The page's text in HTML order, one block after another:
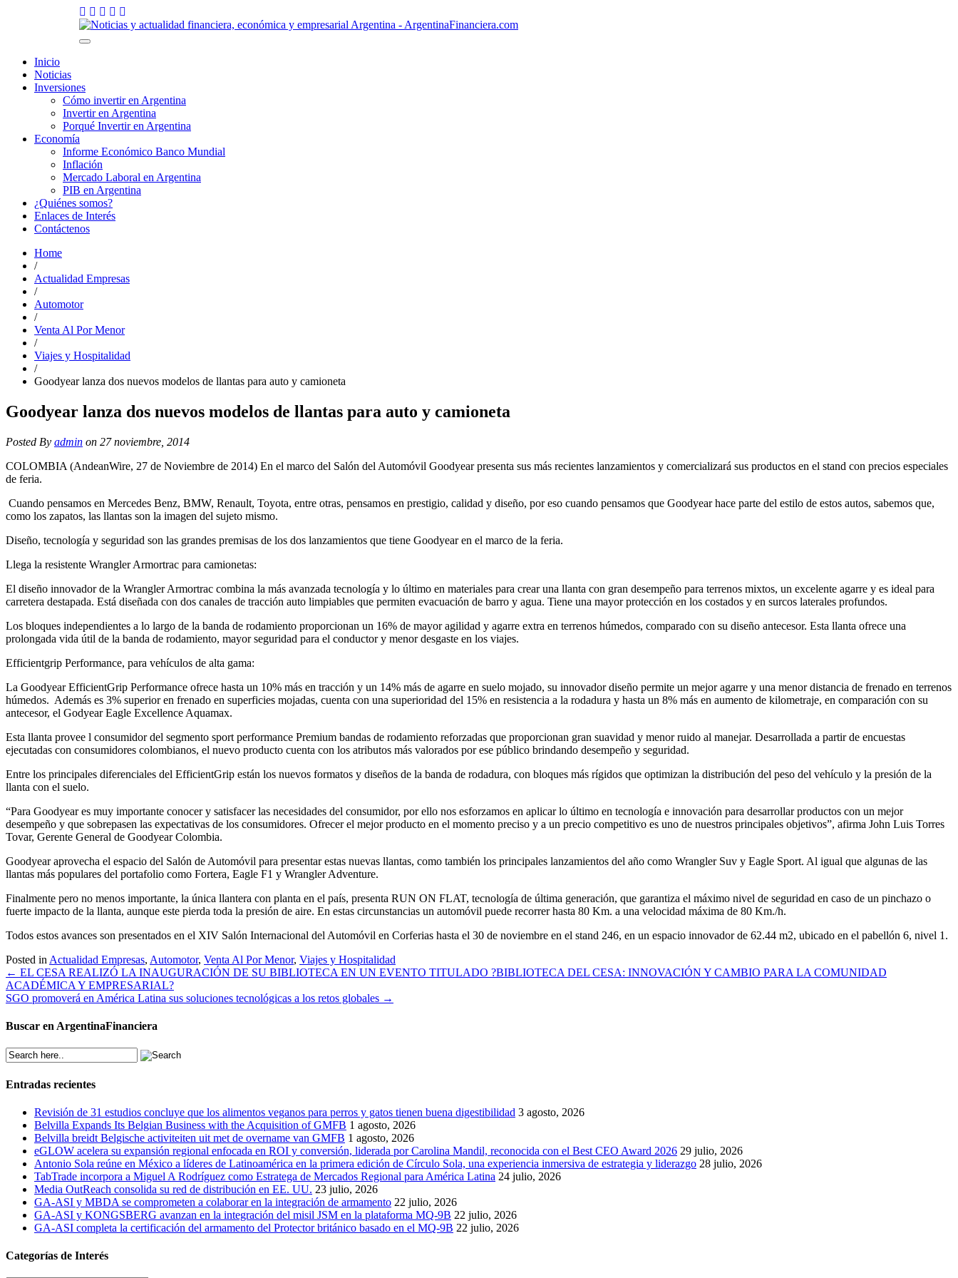
Toggle
Inicio
Noticias
Inversiones
Cómo invertir en Argentina
Invertir en Argentina
Porqué Invertir en Argentina
Economía
Informe Económico Banco Mundial
Inflación
Mercado Laboral en Argentina
PIB en Argentina
¿Quiénes somos?
Enlaces de Interés
Contáctenos
Home
/
Actualidad Empresas
/
Automotor
/
Venta Al Por Menor
/
Viajes y Hospitalidad
/
Goodyear lanza dos nuevos modelos de llantas para auto y camioneta
Goodyear lanza dos nuevos modelos de llantas para auto y camioneta
Posted By admin on 27 noviembre, 2014
COLOMBIA (AndeanWire, 27 de Noviembre de 2014) En el marco del Salón del Automóvil Goodyear presenta sus más recientes lanzamientos y comercializará sus productos en el stand con precios especiales
de feria.
Cuando pensamos en Mercedes Benz, BMW, Renault, Toyota, entre otras, pensamos en prestigio, calidad y diseño, por eso cuando pensamos que Goodyear hace parte del estilo de estos autos, sabemos que,
como los zapatos, las llantas son la imagen del sujeto mismo.
Diseño, tecnología y seguridad son las grandes premisas de los dos lanzamientos que tiene Goodyear en el marco de la feria.
Llega la resistente Wrangler Armortrac para camionetas:
El diseño innovador de la Wrangler Armortrac combina la más avanzada tecnología y lo último en materiales para crear una llanta con gran desempeño para terrenos mixtos, un excelente agarre y es ideal para
carretera destapada. Está diseñada con dos canales de tracción auto limpiables que permiten evacuación de barro y agua. Tiene una mayor protección en los costados y en surcos laterales profundos.
Los bloques independientes a lo largo de la banda de rodamiento proporcionan un 16% de mayor agilidad y agarre extra en terrenos húmedos, comparado con su diseño antecesor. Esta llanta ofrece una
prolongada vida útil de la banda de rodamiento, mayor seguridad para el conductor y menor desgaste en los viajes.
Efficientgrip Performance, para vehículos de alta gama:
La Goodyear EfficientGrip Performance ofrece hasta un 10% más en tracción y un 14% más de agarre en suelo mojado, su innovador diseño permite un mejor agarre y una menor distancia de frenado en terrenos
húmedos. Además es 3% superior en frenado en superficies mojadas, cuenta con una superioridad del 15% en resistencia a la rodadura y hasta un 8% más en aumento de kilometraje, en comparación con su
antecesor, el Godyear Eagle Excellence Aquamax.
Esta llanta provee l consumidor del segmento sport performance Premium bandas de rodamiento reforzadas que proporcionan gran suavidad y menor ruido al manejar. Desarrollada a partir de encuestas
ejecutadas con consumidores colombianos, el nuevo producto cuenta con los atributos más valorados por ese público brindando desempeño y seguridad.
Entre los principales diferenciales del EfficientGrip están los nuevos formatos y diseños de la banda de rodadura, con bloques más rígidos que optimizan la distribución del peso del vehículo y la presión de la
llanta con el suelo.
“Para Goodyear es muy importante conocer y satisfacer las necesidades del consumidor, por ello nos esforzamos en aplicar lo último en tecnología e innovación para desarrollar productos con un mejor
desempeño y que sobrepasen las expectativas de los consumidores. Ofrecer el mejor producto en el momento preciso y a un precio competitivo es uno de nuestros principales objetivos”, afirma John Luis Torres
Tovar, Gerente General de Goodyear Colombia.
Goodyear aprovecha el espacio del Salón de Automóvil para presentar estas nuevas llantas, como también los principales lanzamientos del año como Wrangler Suv y Eagle Sport. Al igual que algunas de las
llantas más populares del portafolio como Fortera, Eagle F1 y Wrangler Adventure.
Finalmente pero no menos importante, la única llantera con planta en el país, presenta RUN ON FLAT, tecnología de última generación, que garantiza el máximo nivel de seguridad en caso de un pinchazo o
fuerte impacto de la llanta, aunque este pierda toda la presión de aire. En estas circunstancias un automóvil puede recorrer hasta 80 Km. a una velocidad máxima de 80 Km./h.
Todos estos avances son presentados en el XIV Salón Internacional del Automóvil en Corferias hasta el 30 de noviembre en el stand 246, en un espacio innovador de 62.44 m2, ubicado en el pabellón 6, nivel 1.
Posted in Actualidad Empresas, Automotor, Venta Al Por Menor, Viajes y Hospitalidad
Post
navigation
← EL CESA REALIZÓ LA INAUGURACIÓN DE SU BIBLIOTECA EN UN EVENTO TITULADO ?BIBLIOTECA DEL CESA: INNOVACIÓN Y CAMBIO PARA LA COMUNIDAD
ACADÉMICA Y EMPRESARIAL?
SGO promoverá en América Latina sus soluciones tecnológicas a los retos globales →
Buscar en ArgentinaFinanciera
Entradas recientes
Revisión de 31 estudios concluye que los alimentos veganos para perros y gatos tienen buena digestibilidad 3 agosto, 2026
Belvilla Expands Its Belgian Business with the Acquisition of GMFB 1 agosto, 2026
Belvilla breidt Belgische activiteiten uit met de overname van GMFB 1 agosto, 2026
eGLOW acelera su expansión regional enfocada en ROI y conversión, liderada por Carolina Mandil, reconocida con el Best CEO Award 2026 29 julio, 2026
Antonio Sola reúne en México a líderes de Latinoamérica en la primera edición de Círculo Sola, una experiencia inmersiva de estrategia y liderazgo 28 julio, 2026
TabTrade incorpora a Miguel A Rodríguez como Estratega de Mercados Regional para América Latina 24 julio, 2026
Media OutReach consolida su red de distribución en EE. UU. 23 julio, 2026
GA-ASI y MBDA se comprometen a colaborar en la integración de armamento 22 julio, 2026
GA-ASI y KONGSBERG avanzan en la integración del misil JSM en la plataforma MQ-9B 22 julio, 2026
GA-ASI completa la certificación del armamento del Protector británico basado en el MQ-9B 22 julio, 2026
Categorías de Interés